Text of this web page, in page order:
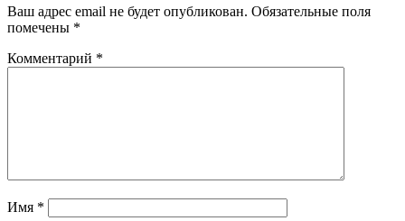
Ваш адрес email не будет опубликован. Обязательные поля
помечены *
Комментарий *
Имя *